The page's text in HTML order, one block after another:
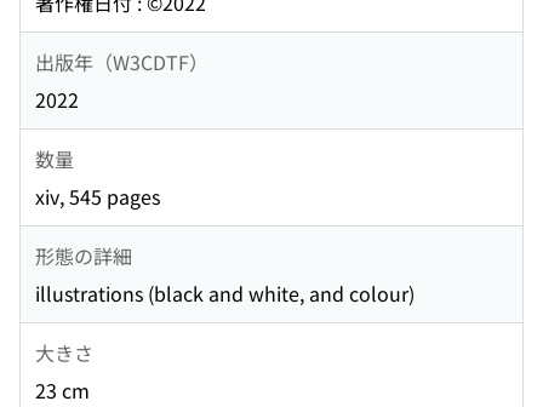
出版年（W3CDTF）
2022
数量
xiv, 545 pages
形態の詳細
illustrations (black and white, and colour)
大きさ
23 cm